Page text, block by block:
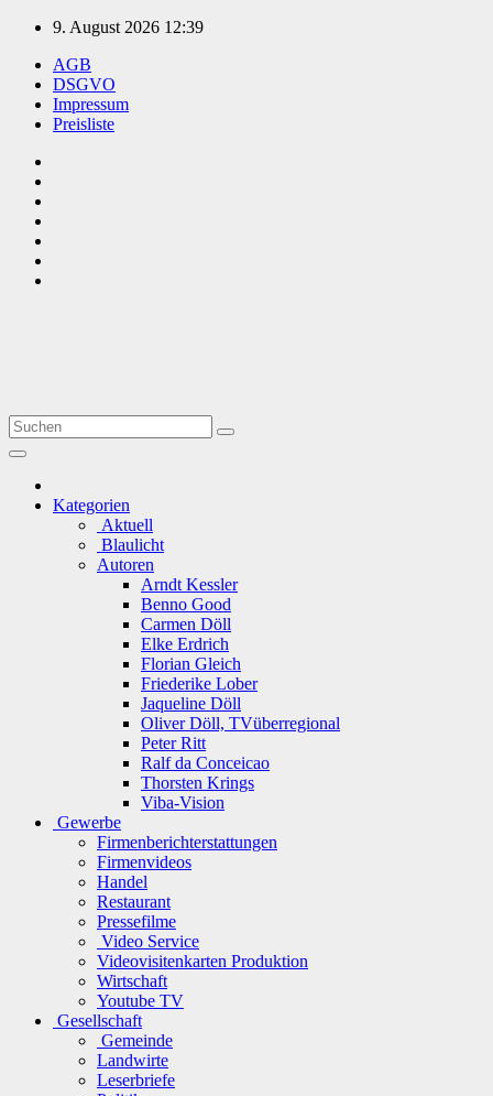
Zum
springen
9. August 2026 12:39
AGB
DSGVO
Impressum
Preisliste
Kategorien
Aktuell
Blaulicht
Autoren
Arndt Kessler
Benno Good
Carmen Döll
Elke Erdrich
Florian Gleich
Friederike Lober
Jaqueline Döll
Oliver Döll, TVüberregional
Peter Ritt
Ralf da Conceicao
Thorsten Krings
Viba-Vision
Gewerbe
Firmenberichterstattungen
Firmenvideos
Handel
Restaurant
Pressefilme
Video Service
Videovisitenkarten Produktion
Wirtschaft
Youtube TV
Gesellschaft
Gemeinde
Landwirte
Leserbriefe